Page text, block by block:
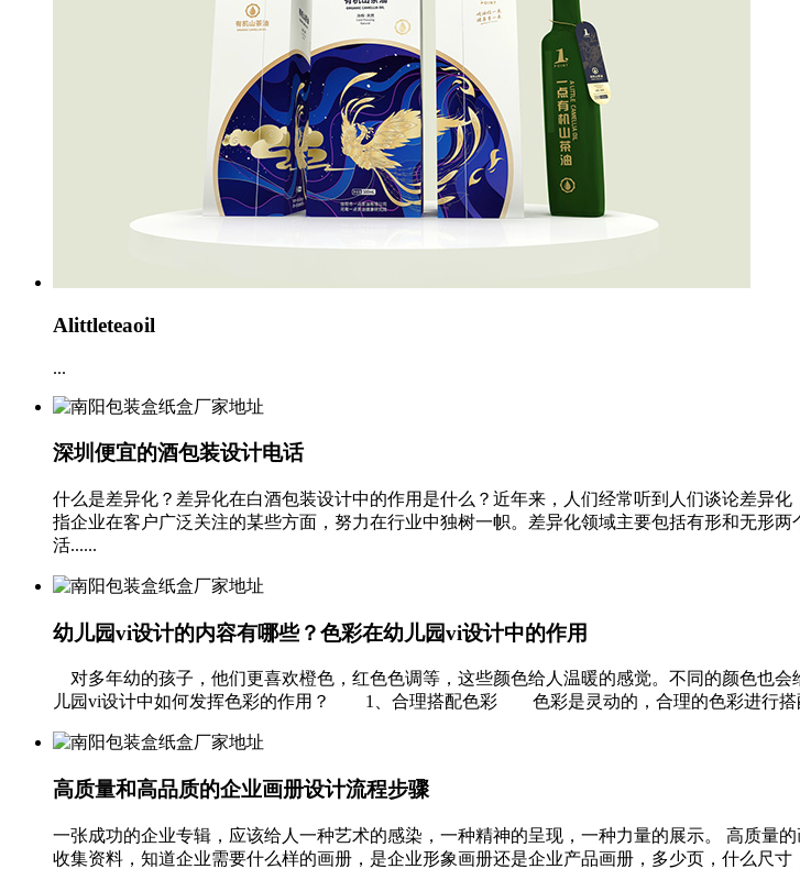
Alittleteaoil
...
深圳便宜的酒包装设计电话
什么是差异化？差异化在白酒包装设计中的作用是什么？近年来，人们经常听到人们谈论差异
指企业在客户广泛关注的某些方面，努力在行业中独树一帜。差异化领域主要包括有形和无形
活......
幼儿园vi设计的内容有哪些？色彩在幼儿园vi设计中的作用
对多年幼的孩子，他们更喜欢橙色，红色色调等，这些颜色给人温暖的感觉。不同的颜色
儿园vi设计中如何发挥色彩的作用？ 1、合理搭配色彩 色彩是灵动的，合理的色彩进行搭
高质量和高品质的企业画册设计流程步骤
一张成功的企业专辑，应该给人一种艺术的感染，一种精神的呈现，一种力量的展示。 高质量
收集资料，知道企业需要什么样的画册，是企业形象画册还是企业产品画册，多少页，什么尺